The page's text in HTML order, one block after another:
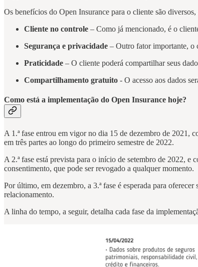
Os benefícios do Open Insurance para o cliente são
Cliente no controle – Como já mencionado, é o
Segurança e privacidade – Outro fator importante, o
Praticidade – O cliente poderá compartilhar seus
Compartilhamento gratuito - O acesso aos dados
Como está a implementação do Open Insurance hoje?
A 1.ª fase entrou em vigor no dia 15 de dezembro de 2021,
em três partes ao longo do primeiro semestre de 2022.
A 2.ª fase está prevista para o início de setembro de 2022,
consentimento, que pode ser revogado a qualquer momento.
Por último, em dezembro, a 3.ª fase é esperada para
relacionamento.
A linha do tempo, a seguir, detalha cada fase da